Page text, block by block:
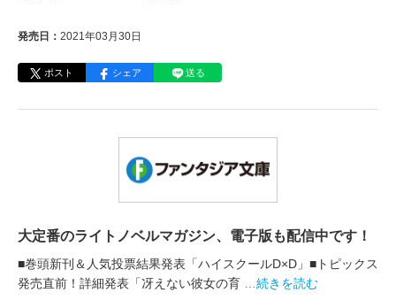
発売日： 2021年03月30日
ポスト シェア 送る
大定番のライトノベルマガジン、電子版も配信中です！
■巻頭新刊＆人気投票結果発表「ハイスクールD×D」■トピックス
発売直前！詳細発表「冴えない彼女の育
…続きを読む